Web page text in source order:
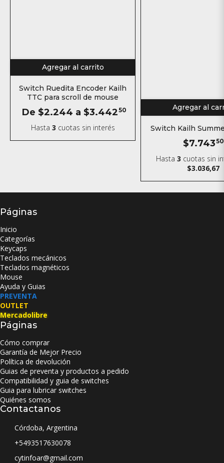
Agregar al carrito
Switch Ruedita Encoder Kailh
TTC para scroll de mouse
De $2.244 a $3.44250
Hasta 3 cuotas sin interés
Agregar al
Switch Kailh
$7.74350
Hasta3 cuotas sin
$3.036,67
Páginas
Inicio
Categorías
Keycaps
Teclados mecánicos
Teclados magnéticos
Mouse
Ayuda y Guias
PREVENTA
OUTLET
Mercadolibre
Páginas
Cómo comprar
Garantía de Mejor Precio
Política de devolución
Guias de preventa y productos a pedido
Compatibilidad y guia de switches
Guia para lubricar switches
Quiénes somos
Contactanos
Córdoba, Argentina
+5493517630078
cytinfoar@gmail.com